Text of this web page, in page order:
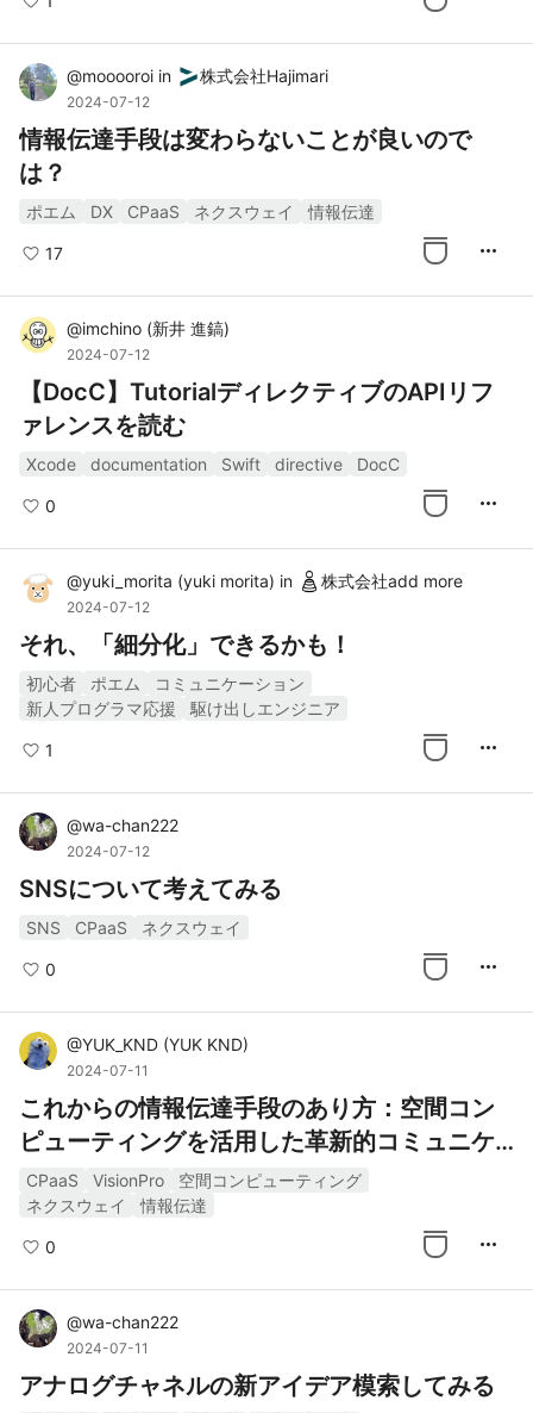
@mooooroi in 株式会社Hajimari
2024-07-12
情報伝達手段は変わらないことが良いので
は？
ポエム DX CPaaS ネクスウェイ 情報伝達
17 more_horiz
@imchino (新井 進鎬)
2024-07-12
【DocC】TutorialディレクティブのAPIリフ
ァレンスを読む
Xcode documentation Swift directive DocC
0 more_horiz
@yuki_morita (yuki morita) in 株式会社add more
2024-07-12
それ、「細分化」できるかも！
初心者 ポエム
コミュニケーション
新人プログラマ応援
駆け出しエンジニア
1 more_horiz
@wa-chan222
2024-07-12
SNSについて考えてみる
SNS CPaaS ネクスウェイ
0 more_horiz
@YUK_KND (YUK KND)
2024-07-11
これからの情報伝達手段のあり方：空間コン
ピューティングを活用した革新的コミュニケ
ーション
CPaaS VisionPro
空間コンピューティング
ネクスウェイ
情報伝達
0 more_horiz
@wa-chan222
2024-07-11
アナログチャネルの新アイデア模索してみる